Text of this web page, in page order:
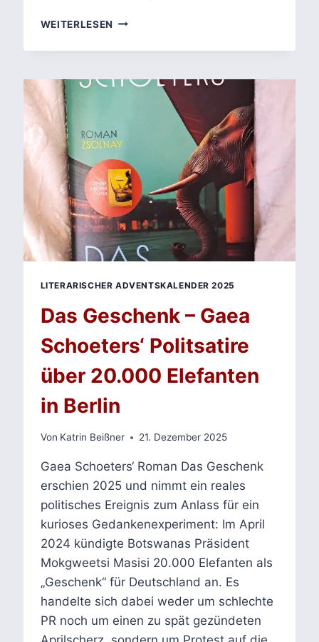
WEITERLESEN MOHAMED
ALLES
EINZELFÄLLE?
DER
POLIZEIGEWALT
LITERARISCHER ADVENTSKALENDER 2025
Das Geschenk – Gaea
Schoeters‘ Politsatire
über 20.000 Elefanten
in Berlin
Von Katrin Beißner 21. Dezember 2025
Gaea Schoeters‘ Roman Das Geschenk
erschien 2025 und nimmt ein reales
politisches Ereignis zum Anlass für ein
kurioses Gedankenexperiment: Im April
2024 kündigte Botswanas Präsident
Mokgweetsi Masisi 20.000 Elefanten als
„Geschenk“ für Deutschland an. Es
handelte sich dabei weder um schlechte
PR noch um einen zu spät gezündeten